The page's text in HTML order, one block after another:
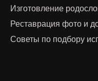
Изготовление
Реставрация фото и
Советы по подбору